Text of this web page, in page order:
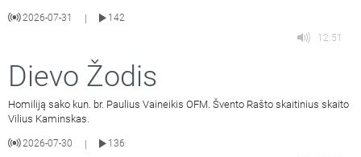
2026-07-31 |
142
12:51
Dievo Žodis
Homiliją sako kun. br. Paulius Vaineikis OFM. Švento Rašto skaitinius skaito
Vilius Kaminskas.
2026-07-30 |
136